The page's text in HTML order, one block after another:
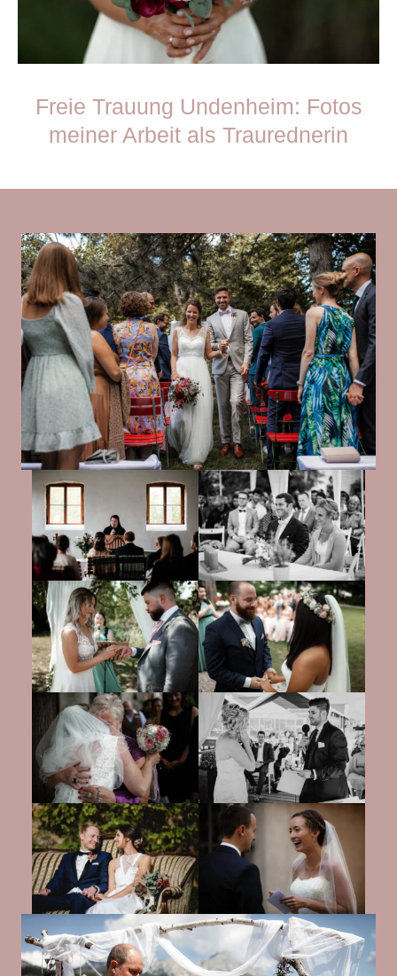
Freie Trauung Undenheim: Fotos
meiner Arbeit als Traurednerin